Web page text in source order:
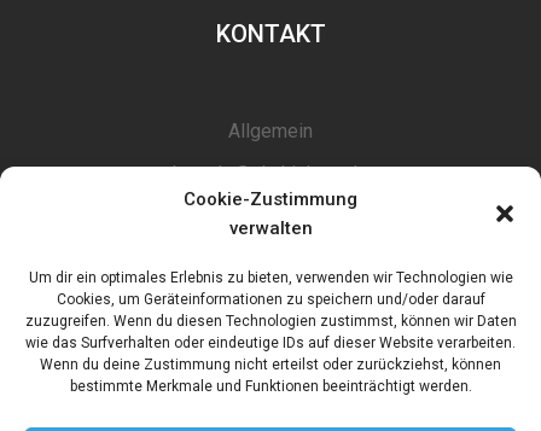
Cookie-Zustimmung
verwalten
Um dir ein optimales Erlebnis zu bieten, verwenden wir Technologien wie
Cookies, um Geräteinformationen zu speichern und/oder darauf
zuzugreifen. Wenn du diesen Technologien zustimmst, können wir Daten
wie das Surfverhalten oder eindeutige IDs auf dieser Website verarbeiten.
Wenn du deine Zustimmung nicht erteilst oder zurückziehst, können
bestimmte Merkmale und Funktionen beeinträchtigt werden.
KONTAKT
Allgemein
kontakt@skyhigh-ev.de
Tandem
UNTERSTÜTZ DURCH